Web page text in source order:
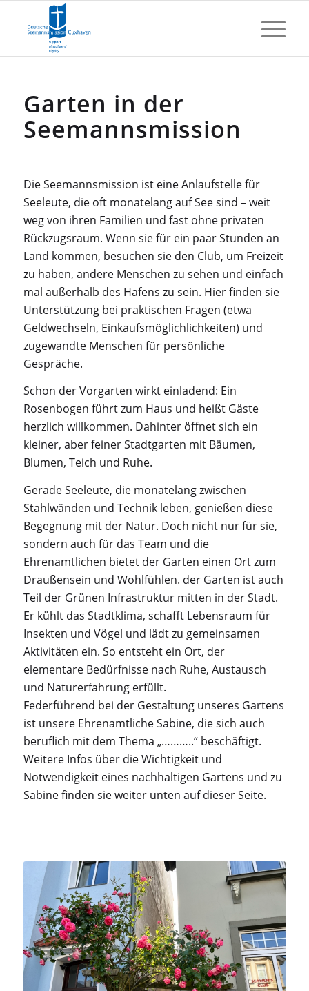
Garten in der
Seemannsmission
Die Seemannsmission ist eine Anlaufstelle für
Seeleute, die oft monatelang auf See sind – weit
weg von ihren Familien und fast ohne privaten
Rückzugsraum. Wenn sie für ein paar Stunden an
Land kommen, besuchen sie den Club, um Freizeit
zu haben, andere Menschen zu sehen und einfach
mal außerhalb des Hafens zu sein. Hier finden sie
Unterstützung bei praktischen Fragen (etwa
Geldwechseln, Einkaufsmöglichlichkeiten) und
zugewandte Menschen für persönliche
Gespräche.
Schon der Vorgarten wirkt einladend: Ein
Rosenbogen führt zum Haus und heißt Gäste
herzlich willkommen. Dahinter öffnet sich ein
kleiner, aber feiner Stadtgarten mit Bäumen,
Blumen, Teich und Ruhe.
Gerade Seeleute, die monatelang zwischen
Stahlwänden und Technik leben, genießen diese
Begegnung mit der Natur. Doch nicht nur für sie,
sondern auch für das Team und die
Ehrenamtlichen bietet der Garten einen Ort zum
Draußensein und Wohlfühlen. der Garten ist auch
Teil der Grünen Infrastruktur mitten in der Stadt.
Er kühlt das Stadtklima, schafft Lebensraum für
Insekten und Vögel und lädt zu gemeinsamen
Aktivitäten ein. So entsteht ein Ort, der
elementare Bedürfnisse nach Ruhe, Austausch
und Naturerfahrung erfüllt.
Federführend bei der Gestaltung unseres Gartens
ist unsere Ehrenamtliche Sabine, die sich auch
beruflich mit dem Thema „………..“ beschäftigt.
Weitere Infos über die Wichtigkeit und
Notwendigkeit eines nachhaltigen Gartens und zu
Sabine finden sie weiter unten auf dieser Seite.